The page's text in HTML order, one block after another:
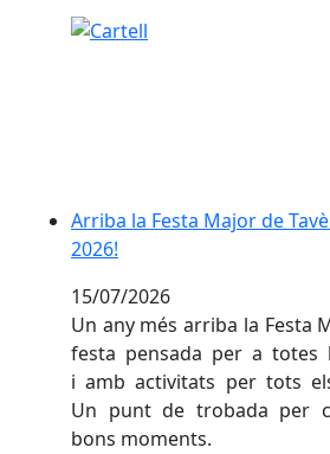
Arriba la Festa Major de
Arriba la Festa Major de
2026!
15/07/2026
Un any més arriba la Festa
festa pensada per a totes
i amb activitats per tots
Un punt de trobada per
bons moments.